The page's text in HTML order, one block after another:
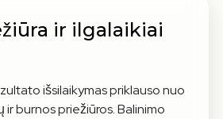
ir ilgalaikiai
išsilaikymas priklauso nuo
ir burnos priežiūros. Balinimo